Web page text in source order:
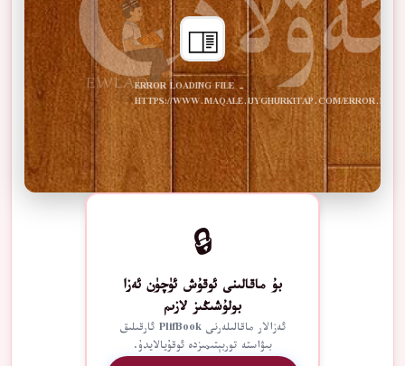
ERROR LOADING FILE -
HTTPS://WWW.MAQALE.UYGHURKITAP.COM/ERROR.PDF
🔒
بۇ ماقالىنى ئوقۇش ئۈچۈن ئەزا
بولۇشىڭىز لازىم
ئەزالار ماقالىلەرنى PlifBook ئارقىلىق
بىۋاستە توربېتىمىزدە ئوقۇيالايدۇ.